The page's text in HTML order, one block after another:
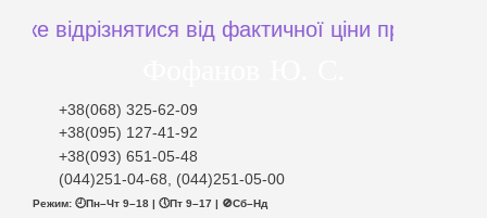
від фактичної ціни при замовленні
+38(068) 325-62-09
+38(095) 127-41-92
+38(093) 651-05-48
(044)251-04-68, (044)251-05-00
Режим: 🕘Пн–Чт 9–18 | 🕔Пт 9–17 | 🚫Сб–Нд